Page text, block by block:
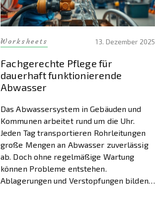
Worksheets 13. Dezember 2025
Fachgerechte Pflege für
dauerhaft funktionierende
Abwasser
Das Abwassersystem in Gebäuden und
Kommunen arbeitet rund um die Uhr.
Jeden Tag transportieren Rohrleitungen
große Mengen an Abwasser zuverlässig
ab. Doch ohne regelmäßige Wartung
können Probleme entstehen.
Ablagerungen und Verstopfungen bilden